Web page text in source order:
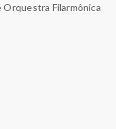
Orquestra Filarmônica